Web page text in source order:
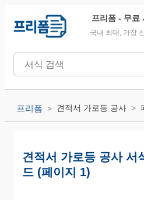
프리폼 - 무료
국내 최대, 가장
프리폼 견적서 가로등 공사
견적서 가로등 공사 서
드 (페이지 1)